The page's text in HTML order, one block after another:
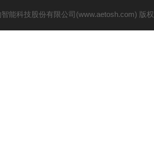
智能科技股份有限公司(www.aetosh.com)